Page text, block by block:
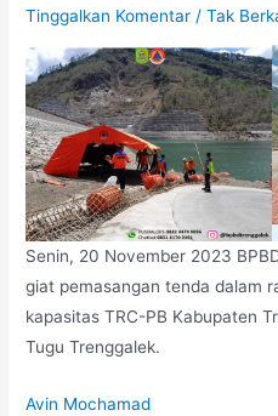
Tinggalkan Komentar /Tak
Senin, 20 November 2023
giat pemasangan tenda dalam
kapasitas TRC-PB Kabupaten
Tugu Trenggalek.
Avin Mochamad